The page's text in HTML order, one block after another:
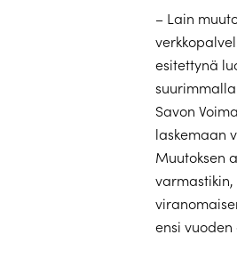
– Lain
esitettynä
Savon
laskemaan
Muutoksen
ensi vuoden